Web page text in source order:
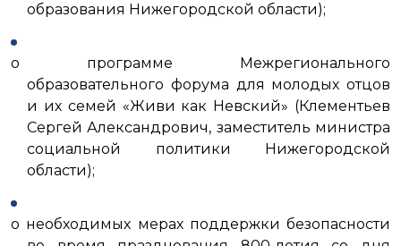
образования Нижегородской области);
о программе Межрегионального
образовательного форума для молодых отцов
и их семей «Живи как Невский» (Клементьев
Сергей Александрович, заместитель министра
социальной политики Нижегородской
области);
о необходимых мерах поддержки безопасности